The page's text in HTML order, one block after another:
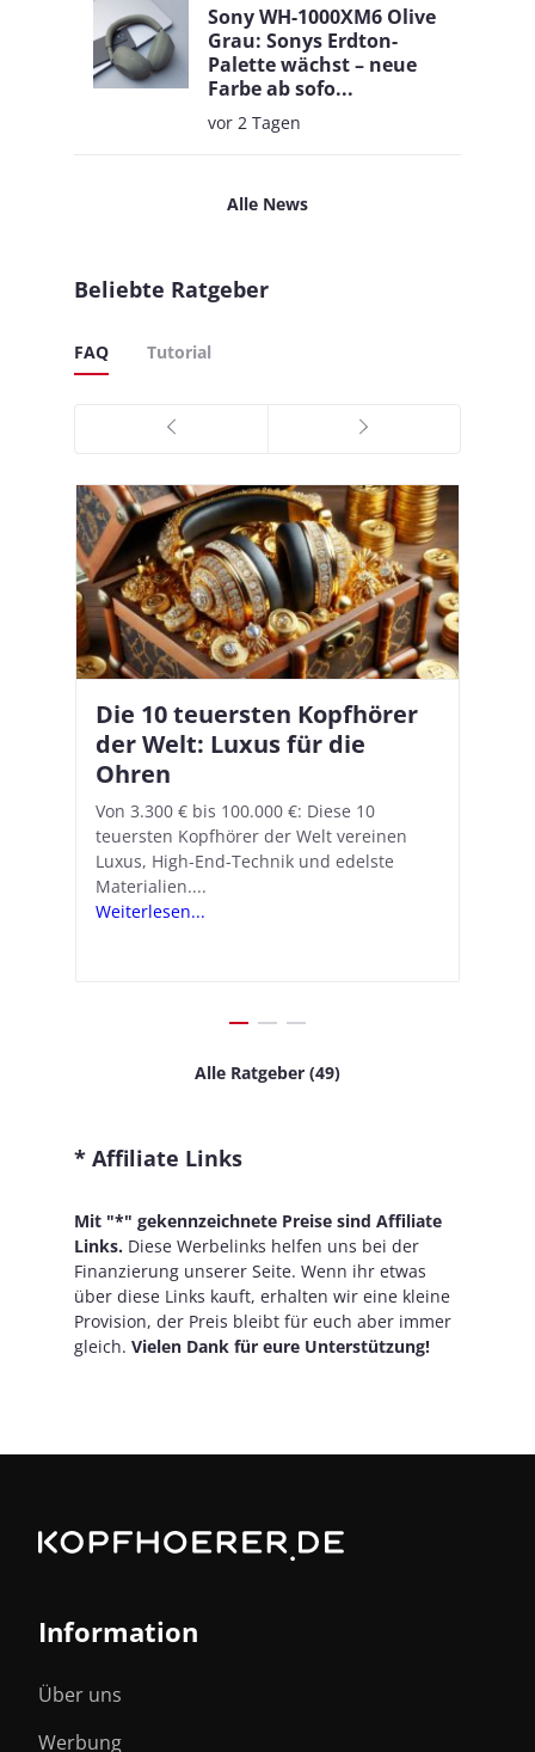
Sony WH-1000XM6 Olive
Grau: Sonys Erdton-
Palette wächst – neue
Farbe ab sofo...
vor 2 Tagen
Alle News
Beliebte Ratgeber
FAQ Tutorial
Die 10 teuersten Kopfhörer
der Welt: Luxus für die
Ohren
Von 3.300 € bis 100.000 €: Diese 10
teuersten Kopfhörer der Welt vereinen
Luxus, High-End-Technik und edelste
Materialien....
Weiterlesen...
Apple AirPods Pro 2 und iOS
18.1: So richtet ihr das neue
Hörgeräte-Feature ein
Mit iOS 18.1 und den AirPods Pro 2
verwandelt Apple seine In-Ear-Kopfhörer
in kostengünstige Hörhilfen. In wenigen
Schritten...
Weiterlesen...
Alle Ratgeber (49)
* Affiliate Links
Mit "*" gekennzeichnete Preise sind Affiliate
Links. Diese Werbelinks helfen uns bei der
Finanzierung unserer Seite. Wenn ihr etwas
über diese Links kauft, erhalten wir eine kleine
Provision, der Preis bleibt für euch aber immer
gleich. Vielen Dank für eure Unterstützung!
Information
Über uns
Werbung